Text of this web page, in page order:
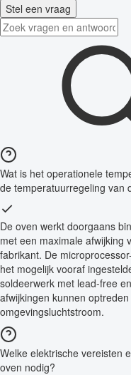
Stel een vraag
Wat is het operationele
de temperatuurregeling van
De oven werkt doorgaans
met een maximale afwijking
fabrikant. De
het mogelijk vooraf
soldeerwerk met lead-free
afwijkingen kunnen
omgevingsluchtstroom.
Welke elektrische vereisten
oven nodig?